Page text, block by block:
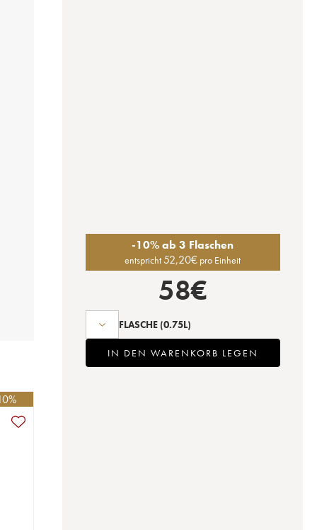
-10% ab 3 Flaschen
entspricht52,20€ pro Einheit
58€
FLASCHE (0.75L)
IN DEN WARENKORB LEGEN